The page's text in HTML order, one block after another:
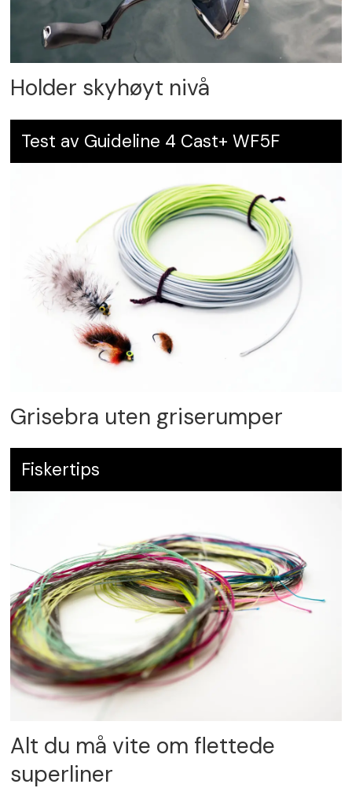
Holder skyhøyt nivå
Test av Guideline 4 Cast+ WF5F
Grisebra uten griserumper
Fiskertips
Alt du må vite om flettede
superliner